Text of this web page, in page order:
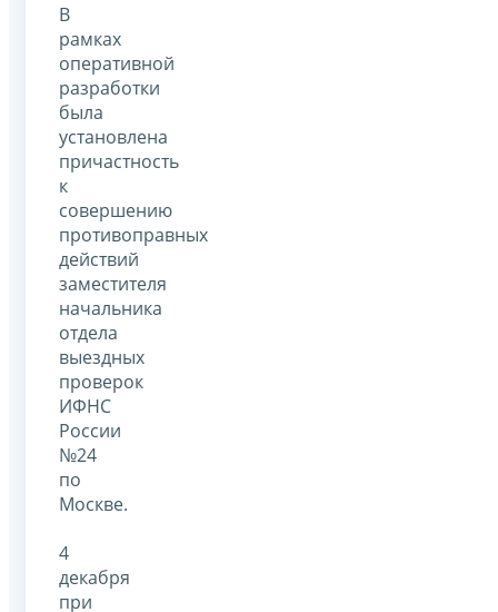
В
рамках
оперативной
разработки
была
установлена
причастность
к
совершению
противоправных
действий
заместителя
начальника
отдела
выездных
проверок
ИФНС
России
№24
по
Москве.
4
декабря
при